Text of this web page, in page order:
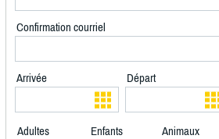
Confirmation courriel
Arrivée Départ
Adultes Enfants Animaux